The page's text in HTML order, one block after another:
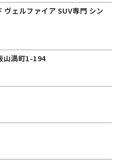
ヴェルファイア SUV専門 シン
山満町1-194